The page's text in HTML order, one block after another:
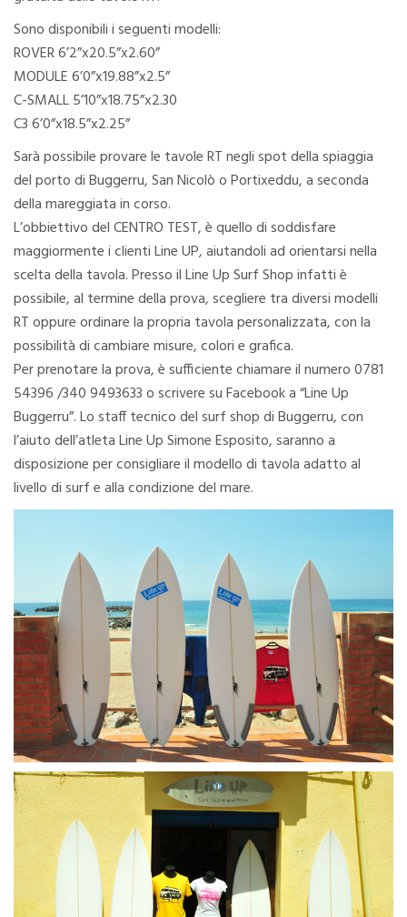
Sono disponibili i seguenti modelli:
ROVER 6’2”x20.5”x2.60”
MODULE 6’0”x19.88”x2.5”
C-SMALL 5’10”x18.75”x2.30
C3 6’0”x18.5”x2.25”
Sarà possibile provare le tavole RT negli spot della spiaggia
del porto di Buggerru, San Nicolò o Portixeddu, a seconda
della mareggiata in corso.
L’obbiettivo del CENTRO TEST, è quello di soddisfare
maggiormente i clienti Line UP, aiutandoli ad orientarsi nella
scelta della tavola. Presso il Line Up Surf Shop infatti è
possibile, al termine della prova, scegliere tra diversi modelli
RT oppure ordinare la propria tavola personalizzata, con la
possibilità di cambiare misure, colori e grafica.
Per prenotare la prova, è sufficiente chiamare il numero 0781
54396 /340 9493633 o scrivere su Facebook a “Line Up
Buggerru”. Lo staff tecnico del surf shop di Buggerru, con
l’aiuto dell’atleta Line Up Simone Esposito, saranno a
disposizione per consigliare il modello di tavola adatto al
livello di surf e alla condizione del mare.